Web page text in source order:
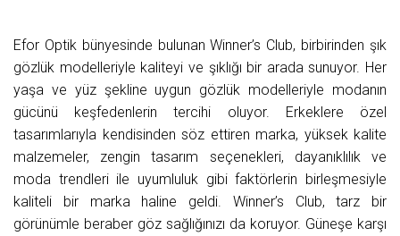
Efor Optik bünyesinde bulunan Winner’s Club, birbirinden şık
gözlük modelleriyle kaliteyi ve şıklığı bir arada sunuyor. Her
yaşa ve yüz şekline uygun gözlük modelleriyle modanın
gücünü keşfedenlerin tercihi oluyor. Erkeklere özel
tasarımlarıyla kendisinden söz ettiren marka, yüksek kalite
malzemeler, zengin tasarım seçenekleri, dayanıklılık ve
moda trendleri ile uyumluluk gibi faktörlerin birleşmesiyle
kaliteli bir marka haline geldi. Winner’s Club, tarz bir
görünümle beraber göz sağlığınızı da koruyor. Güneşe karşı